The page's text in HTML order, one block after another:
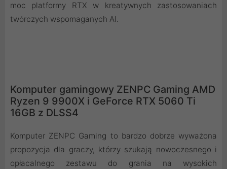
moc platformy RTX w kreatywnych zastosowaniach
twórczych wspomaganych AI.
Komputer gamingowy ZENPC Gaming AMD
Ryzen 9 9900X i GeForce RTX 5060 Ti
16GB z DLSS4
Komputer ZENPC Gaming to bardzo dobrze wyważona
propozycja dla graczy, którzy szukają nowoczesnego i
opłacalnego zestawu do grania na wysokich